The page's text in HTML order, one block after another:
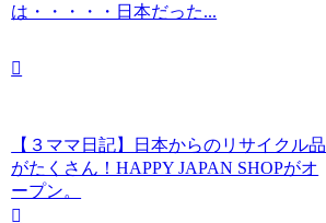
は・・・・・日本だった...
【３ママ日記】日本からのリサイクル品
がたくさん！HAPPY JAPAN SHOPがオ
ープン。